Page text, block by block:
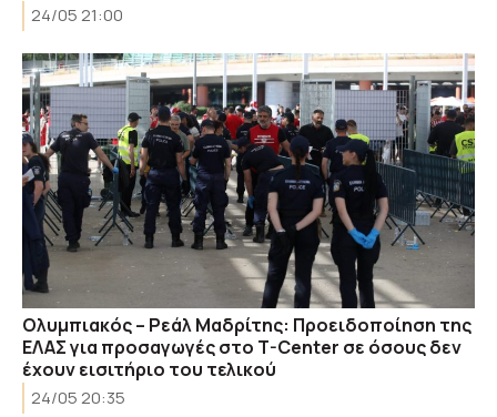
24/05 21:00
Ολυμπιακός – Ρεάλ Μαδρίτης: Προειδοποίηση της
ΕΛΑΣ για προσαγωγές στο T-Center σε όσους δεν
έχουν εισιτήριο του τελικού
24/05 20:35